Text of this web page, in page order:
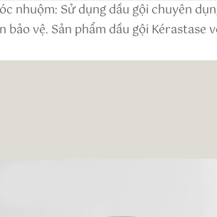
nhuộm: Sử dụng dầu gội chuyên
bảo vệ. Sản phẩm dầu gội